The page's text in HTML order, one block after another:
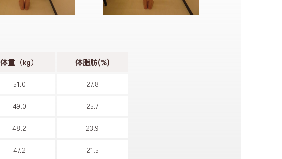
体重（kg） 体脂肪(%)
51.0 27.8
49.0 25.7
48.2 23.9
47.2 21.5